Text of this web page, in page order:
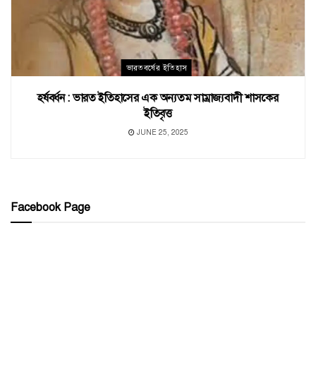
ভারতবর্ষের ইতিহাস
হর্ষবর্ধন : ভারত ইতিহাসের এক অন্যতম সাম্রাজ্যবাদী শাসকের
ইতিবৃত্ত
JUNE 25, 2025
Facebook Page